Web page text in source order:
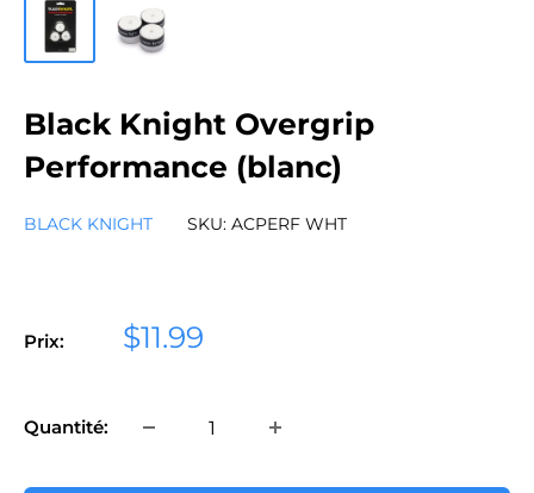
Black Knight Overgrip
Performance (blanc)
BLACK KNIGHT SKU: ACPERF WHT
Prix:
Prix
$11.99
Quantité: